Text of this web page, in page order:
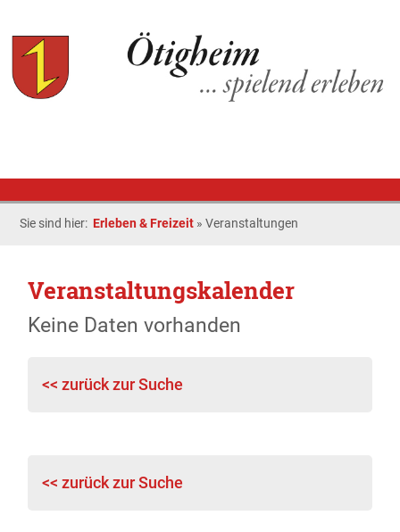
Sie sind hier: Erleben & Freizeit »Veranstaltungen
Veranstaltungskalender
Keine Daten vorhanden
<< zurück zur Suche
<< zurück zur Suche